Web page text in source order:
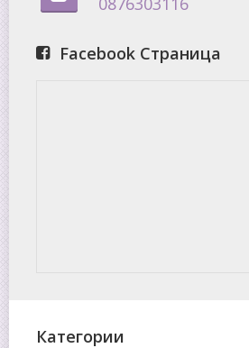
Facebook Страница
Категории